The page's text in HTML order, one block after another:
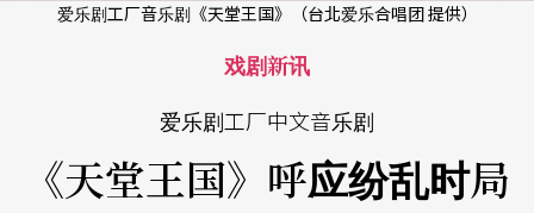
爱乐剧工厂音乐剧《天堂王国》（台北爱乐合唱团 提供）
戏剧新讯
爱乐剧工厂中文音乐剧
《天堂王国》呼应纷乱时局